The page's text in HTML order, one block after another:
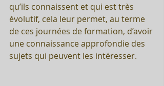
qu’ils connaissent et qui est très
évolutif, cela leur permet, au terme
de ces journées de formation, d’avoir
une connaissance approfondie des
sujets qui peuvent les intéresser.